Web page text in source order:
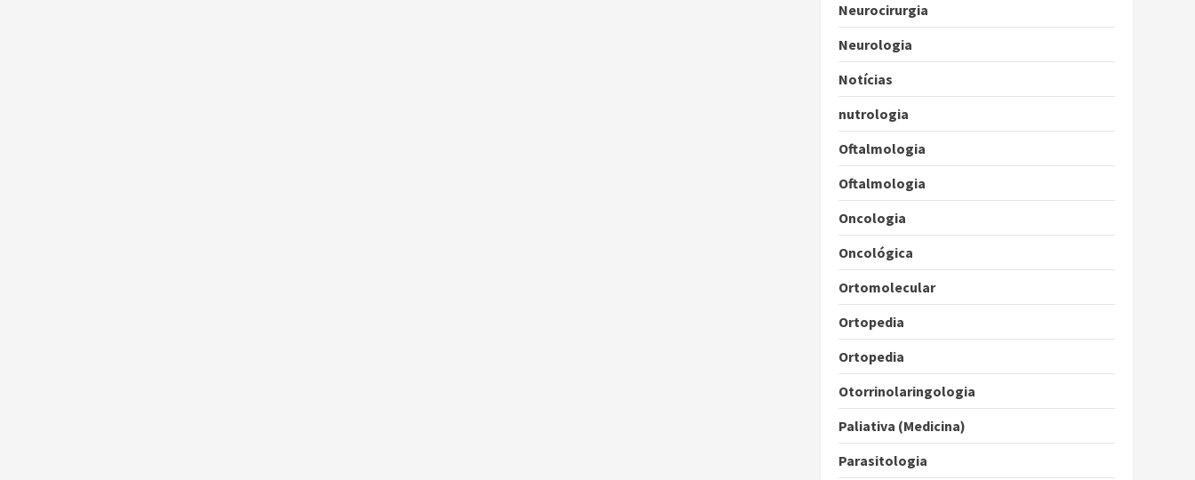
Neurocirurgia
Neurologia
Notícias
nutrologia
Oftalmologia
Oftalmologia
Oncologia
Oncológica
Ortomolecular
Ortopedia
Ortopedia
Otorrinolaringologia
Paliativa (Medicina)
Parasitologia